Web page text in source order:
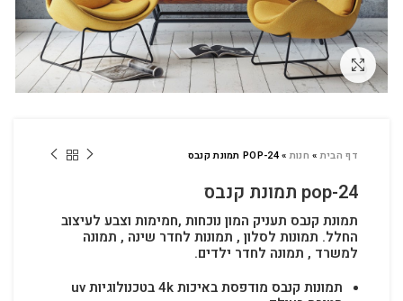
לחץ להגדלה
דף הבית» חנות»POP-24 תמונת קנבס
pop-24 תמונת קנבס
תמונת קנבס תעניק המון נוכחות ,חמימות וצבע לעיצוב
החלל. תמונות לסלון , תמונות לחדר שינה , תמונה
למשרד , תמונה לחדר ילדים.
תמונות קנבס מודפסת באיכות 4k בטכנולוגיות uv